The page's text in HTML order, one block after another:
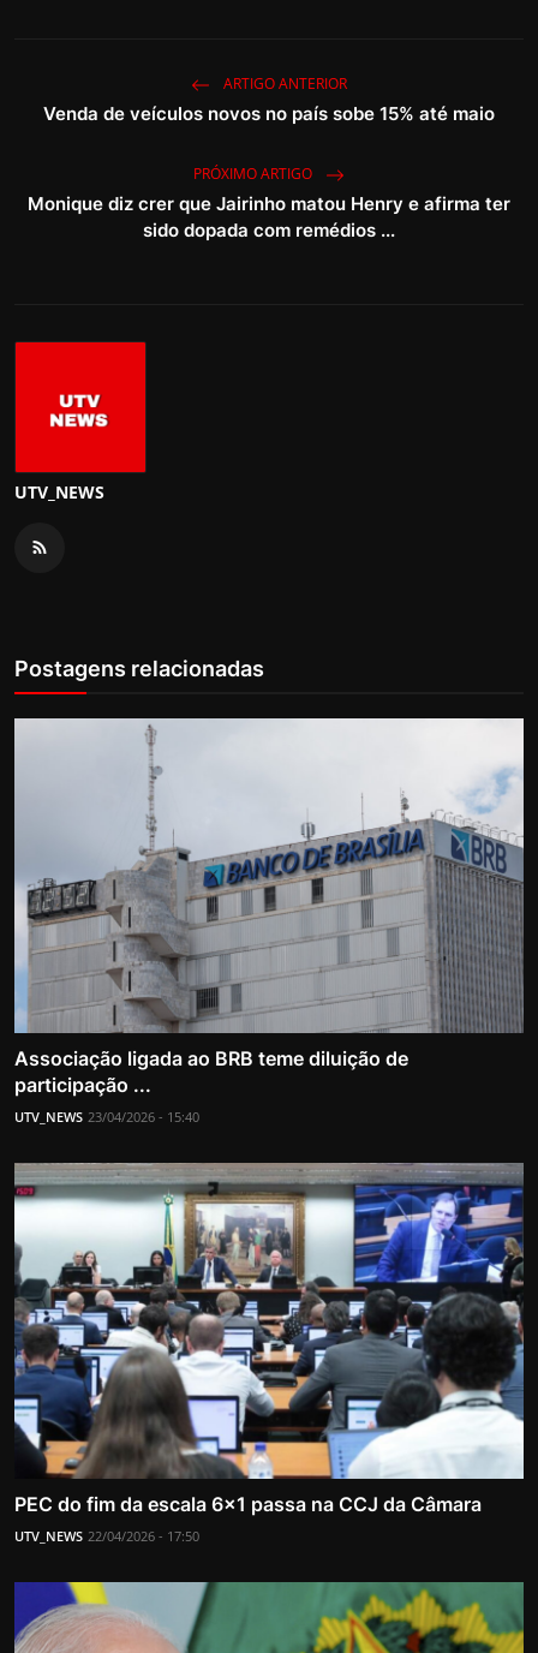
ARTIGO ANTERIOR
Venda de veículos novos no país sobe 15% até maio
PRÓXIMO ARTIGO
Monique diz crer que Jairinho matou Henry e afirma ter
sido dopada com remédios ...
UTV_NEWS
Postagens relacionadas
Associação ligada ao BRB teme diluição de
participação ...
UTV_NEWS 23/04/2026 - 15:40
PEC do fim da escala 6×1 passa na CCJ da Câmara
UTV_NEWS 22/04/2026 - 17:50